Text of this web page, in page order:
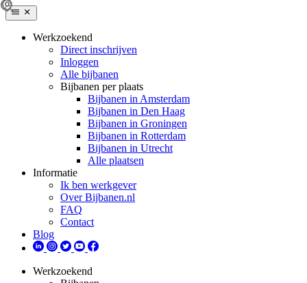
Werkzoekend
Direct inschrijven
Inloggen
Alle bijbanen
Bijbanen per plaats
Bijbanen in Amsterdam
Bijbanen in Den Haag
Bijbanen in Groningen
Bijbanen in Rotterdam
Bijbanen in Utrecht
Alle plaatsen
Informatie
Ik ben werkgever
Over Bijbanen.nl
FAQ
Contact
Blog
Werkzoekend